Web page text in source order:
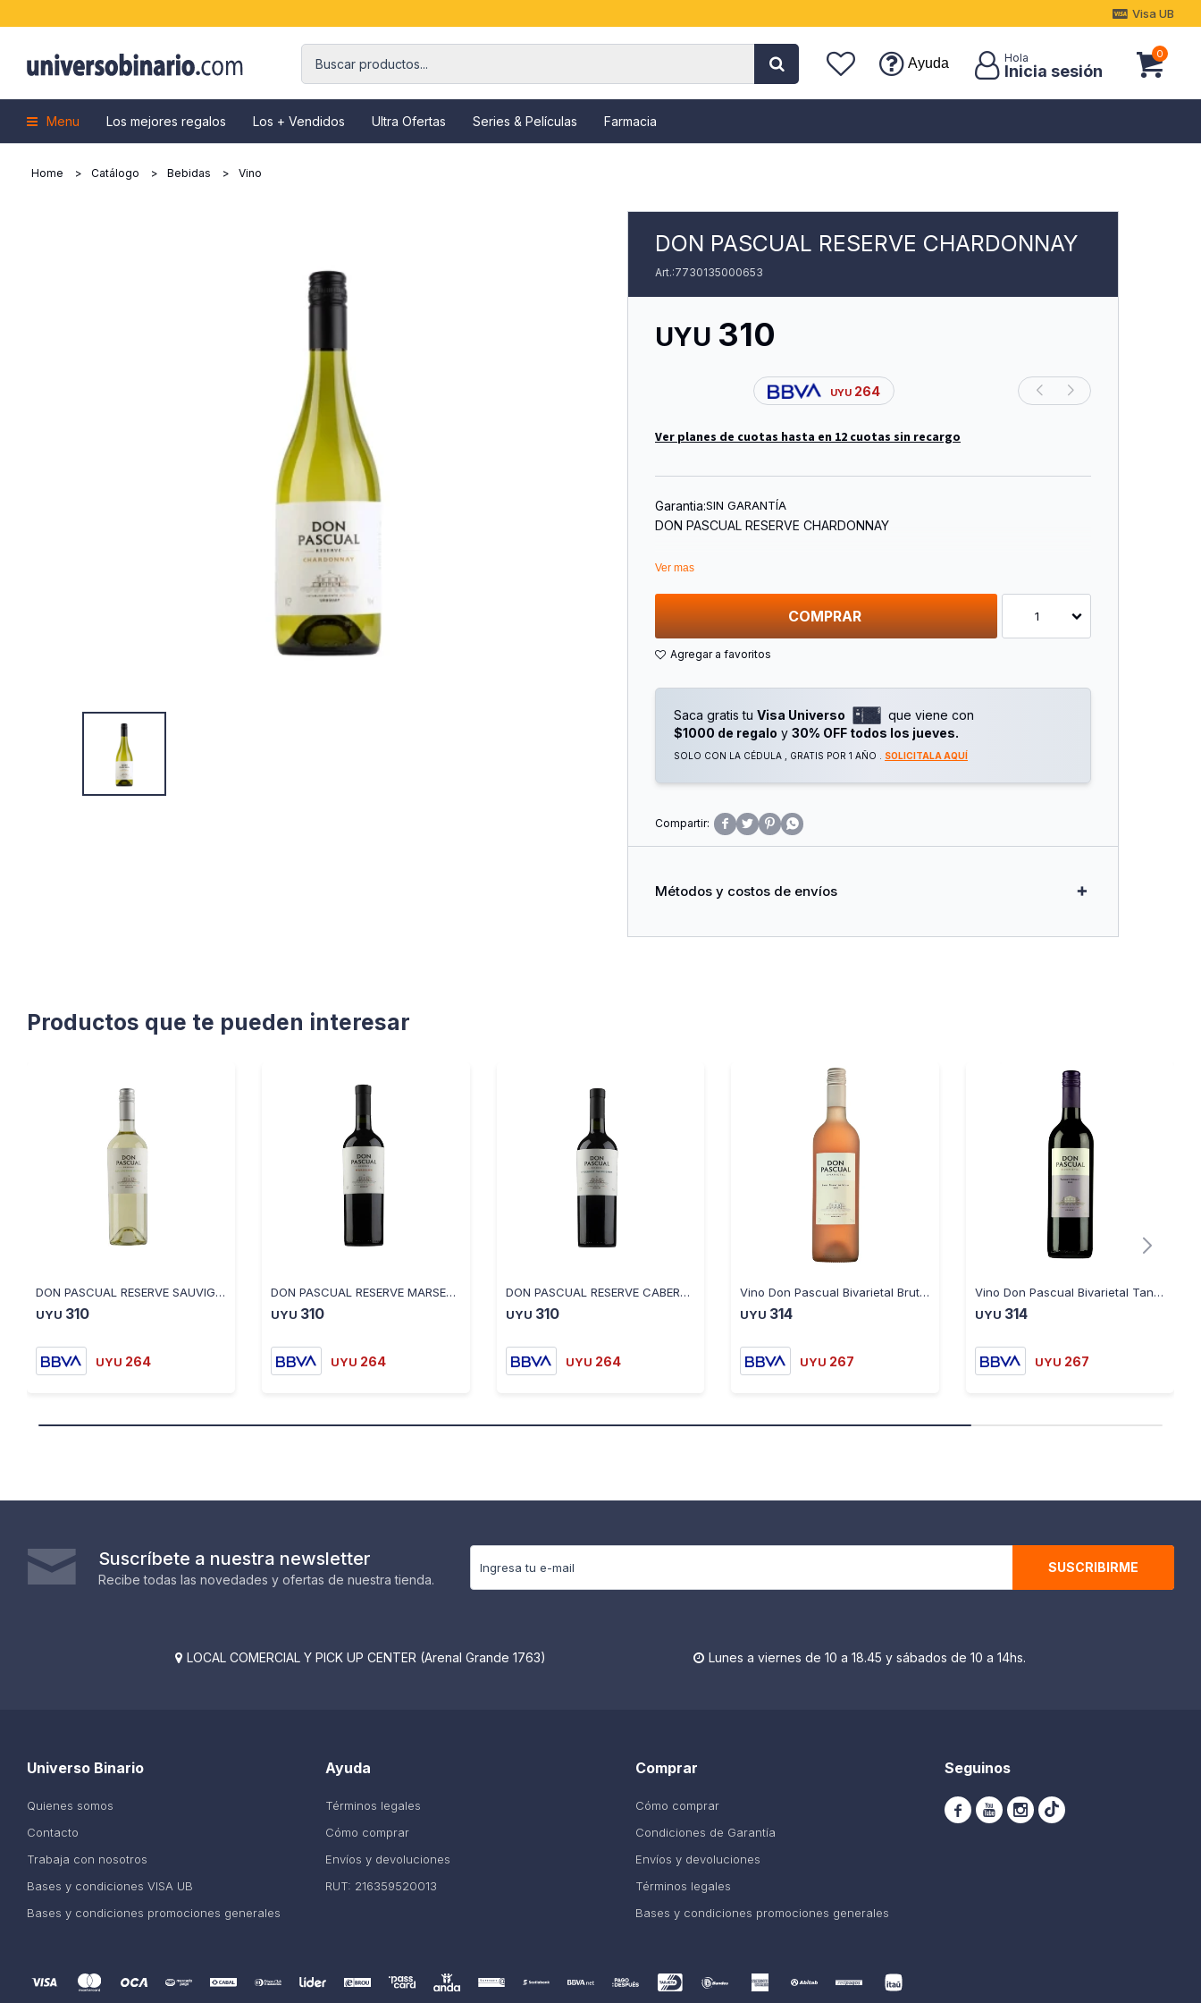
Menu Los mejores regalos Los + Vendidos Ultra Ofertas Series & Películas Farmacia
Ayuda
0
Visa UB
Home Catálogo Bebidas Vino
DON PASCUAL RESERVE CHARDONNAY
7730135000653
UYU 310
UYU 264
Ver planes de cuotas hasta en 12 cuotas sin recargo
Garantia:SIN GARANTÍA
DON PASCUAL RESERVE CHARDONNAY
Ver mas
COMPRAR 1
Saca gratis tu Visa Universo
que viene con
$1000 de regalo y 30% OFF todos los jueves.
SOLO CON LA CÉDULA , GRATIS POR 1 AÑO . SOLICITALA AQUÍ
   
Métodos y costos de envíos
Productos que te pueden interesar
DON PASCUAL RESERVE SAUVIGNON BLANC
UYU 310
UYU 264
DON PASCUAL RESERVE MARSELAN
UYU 310
UYU 264
DON PASCUAL RESERVE CABERNET SAUVIGNON
UYU 310
UYU 264
Vino Don Pascual Bivarietal Brut Blanc de Noirs - BRUT-BLANC-DE-NOIRS
UYU 314
UYU 267
Vino Don Pascual Bivarietal Tannat Merlot - TANNAT-MERLOT
UYU 314
UYU 267
Suscríbete a nuestra newsletter
Recibe todas las novedades y ofertas de nuestra tienda.
SUSCRIBIRME
 LOCAL COMERCIAL Y PICK UP CENTER (Arenal Grande 1763)  Lunes a viernes de 10 a 18.45 y sábados de 10 a 14hs.
Ayuda
Términos legales
Cómo comprar
Envíos y devoluciones
RUT: 216359520013
Universo Binario
Quienes somos
Contacto
Trabaja con nosotros
Bases y condiciones VISA UB
Bases y condiciones promociones generales
Comprar
Cómo comprar
Condiciones de Garantía
Envíos y devoluciones
Términos legales
Bases y condiciones promociones generales
Seguinos
  